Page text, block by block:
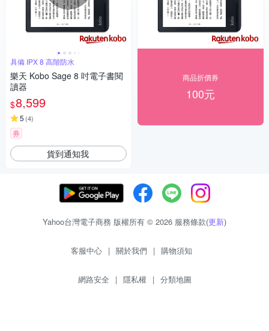
具備 IPX 8 高階防水
樂天 Kobo Sage 8 吋電子書閱
讀器
$8,599
5 (4)
券
貨到通知我
商品折價券
100元
Yahoo台灣電子商務 版權所有 © 2026 服務條款(更新)
客服中心 | 關於我們 | 購物須知
網路安全 | 隱私權 | 分類地圖